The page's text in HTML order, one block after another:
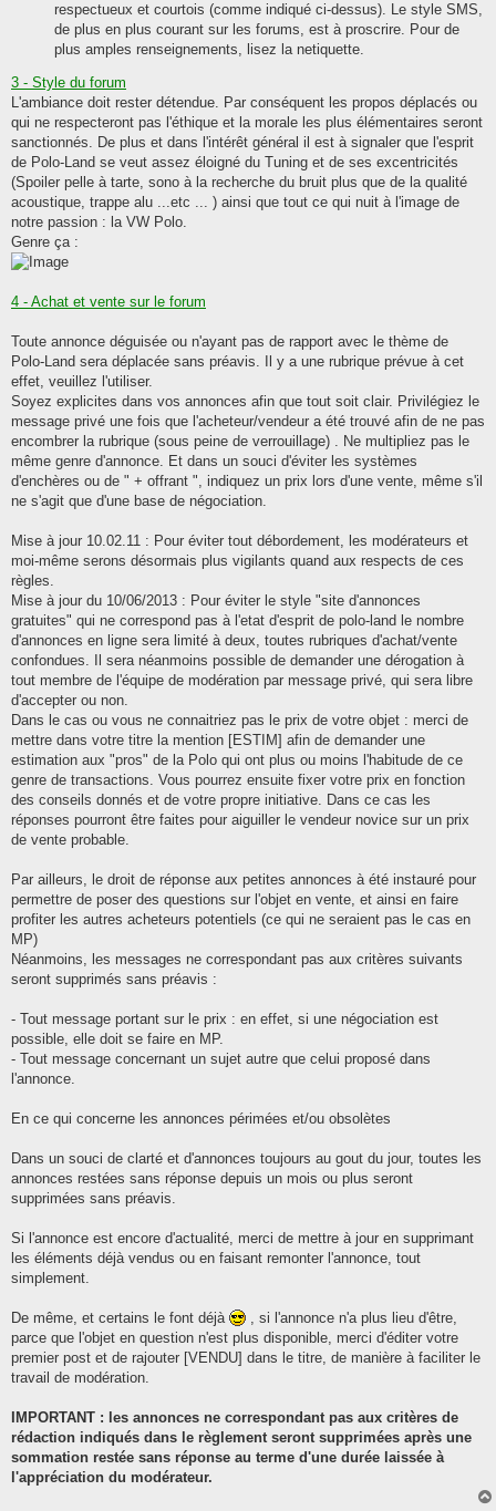
respectueux et courtois (comme indiqué ci-dessus). Le style SMS,
de plus en plus courant sur les forums, est à proscrire. Pour de
plus amples renseignements, lisez la netiquette.
3 - Style du forum
L'ambiance doit rester détendue. Par conséquent les propos déplacés ou
qui ne respecteront pas l'éthique et la morale les plus élémentaires seront
sanctionnés. De plus et dans l'intérêt général il est à signaler que l'esprit
de Polo-Land se veut assez éloigné du Tuning et de ses excentricités
(Spoiler pelle à tarte, sono à la recherche du bruit plus que de la qualité
acoustique, trappe alu ...etc ... ) ainsi que tout ce qui nuit à l'image de
notre passion : la VW Polo.
Genre ça :
4 - Achat et vente sur le forum
Toute annonce déguisée ou n'ayant pas de rapport avec le thème de
Polo-Land sera déplacée sans préavis. Il y a une rubrique prévue à cet
effet, veuillez l'utiliser.
Soyez explicites dans vos annonces afin que tout soit clair. Privilégiez le
message privé une fois que l'acheteur/vendeur a été trouvé afin de ne pas
encombrer la rubrique (sous peine de verrouillage) . Ne multipliez pas le
même genre d'annonce. Et dans un souci d'éviter les systèmes
d'enchères ou de " + offrant ", indiquez un prix lors d'une vente, même s'il
ne s'agit que d'une base de négociation.
Mise à jour 10.02.11 : Pour éviter tout débordement, les modérateurs et
moi-même serons désormais plus vigilants quand aux respects de ces
règles.
Mise à jour du 10/06/2013 : Pour éviter le style "site d'annonces
gratuites" qui ne correspond pas à l'etat d'esprit de polo-land le nombre
d'annonces en ligne sera limité à deux, toutes rubriques d'achat/vente
confondues. Il sera néanmoins possible de demander une dérogation à
tout membre de l'équipe de modération par message privé, qui sera libre
d'accepter ou non.
Dans le cas ou vous ne connaitriez pas le prix de votre objet : merci de
mettre dans votre titre la mention [ESTIM] afin de demander une
estimation aux "pros" de la Polo qui ont plus ou moins l'habitude de ce
genre de transactions. Vous pourrez ensuite fixer votre prix en fonction
des conseils donnés et de votre propre initiative. Dans ce cas les
réponses pourront être faites pour aiguiller le vendeur novice sur un prix
de vente probable.
Par ailleurs, le droit de réponse aux petites annonces à été instauré pour
permettre de poser des questions sur l'objet en vente, et ainsi en faire
profiter les autres acheteurs potentiels (ce qui ne seraient pas le cas en
MP)
Néanmoins, les messages ne correspondant pas aux critères suivants
seront supprimés sans préavis :
- Tout message portant sur le prix : en effet, si une négociation est
possible, elle doit se faire en MP.
- Tout message concernant un sujet autre que celui proposé dans
l'annonce.
En ce qui concerne les annonces périmées et/ou obsolètes
Dans un souci de clarté et d'annonces toujours au gout du jour, toutes les
annonces restées sans réponse depuis un mois ou plus seront
supprimées sans préavis.
Si l'annonce est encore d'actualité, merci de mettre à jour en supprimant
les éléments déjà vendus ou en faisant remonter l'annonce, tout
simplement.
De même, et certains le font déjà
, si l'annonce n'a plus lieu d'être,
parce que l'objet en question n'est plus disponible, merci d'éditer votre
premier post et de rajouter [VENDU] dans le titre, de manière à faciliter le
travail de modération.
IMPORTANT : les annonces ne correspondant pas aux critères de
rédaction indiqués dans le règlement seront supprimées après une
sommation restée sans réponse au terme d'une durée laissée à
l'appréciation du modérateur.